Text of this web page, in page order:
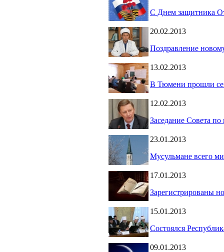
C Днем защитника
20.02.2013
Поздравление
13.02.2013
В Тюмени прошли
12.02.2013
Заседание Совета
23.01.2013
Мусульмане всего
17.01.2013
Зарегистрированы
15.01.2013
Состоялся
09.01.2013